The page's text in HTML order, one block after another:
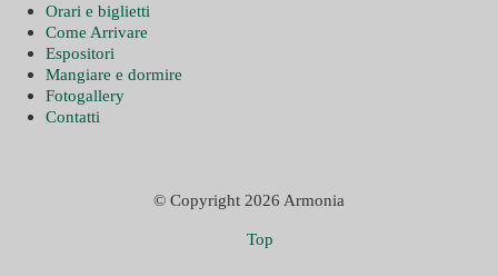
Orari e biglietti
Come Arrivare
Espositori
Mangiare e dormire
Fotogallery
Contatti
© Copyright 2026 Armonia
Top